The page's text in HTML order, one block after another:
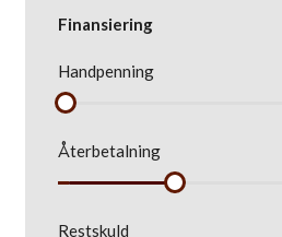
Finansiering
Handpenning
Återbetalning
Restskuld